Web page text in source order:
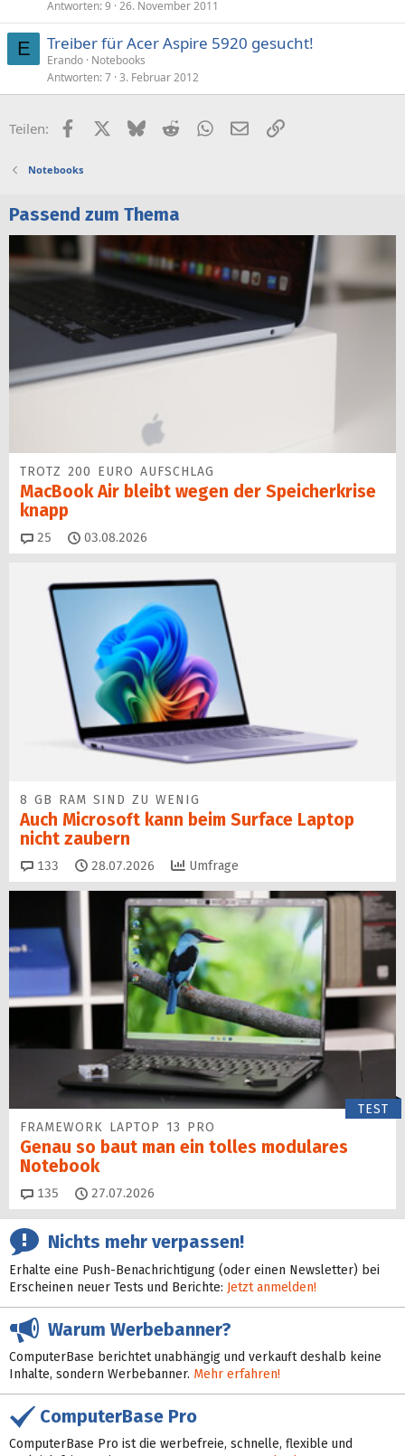
Antworten 9 26. November 2011
E Treiber für Acer Aspire 5920 gesucht!
Erando Notebooks
Antworten 7 3. Februar 2012
Teilen: FacebookX (Twitter)
BlueskyRedditWhatsApp
E-MailLink
Notebooks
Passend zum Thema
TROTZ 200 EURO AUFSCHLAG
MacBook Air bleibt wegen der Speicherkrise
knapp
25 Kommentare
03.08.2026
8 GB RAM SIND ZU WENIG
Auch Microsoft kann beim Surface Laptop
nicht zaubern
133 Kommentare
28.07.2026 Umfrage
TEST
FRAMEWORK LAPTOP 13 PRO
Genau so baut man ein tolles modulares
Notebook
135 Kommentare
27.07.2026
Nichts mehr verpassen!
Erhalte eine Push-Benachrichtigung (oder einen Newsletter) bei
Erscheinen neuer Tests und Berichte: Jetzt anmelden!
Warum Werbebanner?
ComputerBase berichtet unabhängig und verkauft deshalb keine
Inhalte, sondern Werbebanner. Mehr erfahren!
ComputerBase Pro
ComputerBase Pro ist die werbefreie, schnelle, flexible und